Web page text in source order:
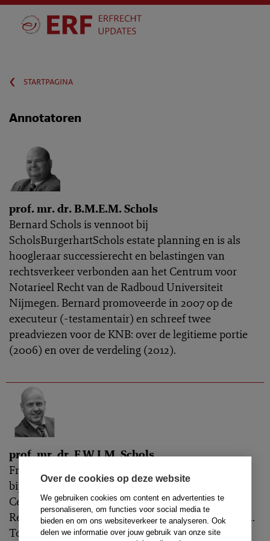
Over de cookies op deze website
We gebruiken cookies om content en advertenties te
personaliseren, om functies voor social media te
bieden en om ons websiteverkeer te analyseren. Ook
delen we informatie over jouw gebruik van onze site
‹ startpagina
Annotatoren
prof. mr. dr. B.M.E.M. Schols
Bernard Schols is vennoot bij
ScholsBurgerhartSchols estate planning en is als
hoogleraar successierecht en belastingen van
rechtsverkeer verbonden aan het Centrum voor
Notarieel Recht van de Radboud Universiteit
Nijmegen. Bernard promoveerde in 2007 op de
executeur (-testamentair) en schreef twee
preadviezen voor de KNB: over de legitieme portie
(2006) en over de verdeling (2012).
prof. mr. dr. F.W.J.M. Schols
Freek Schols is als hoogleraar Privaatrecht, in het
bijzonder notarieel recht, verbonden aan het
Centrum voor Notarieel Recht van de Faculteit der
Rechtsgeleerdheid Radboud Universiteit Nijmegen.
Tot november 2008 was hij hoogleraar Estate